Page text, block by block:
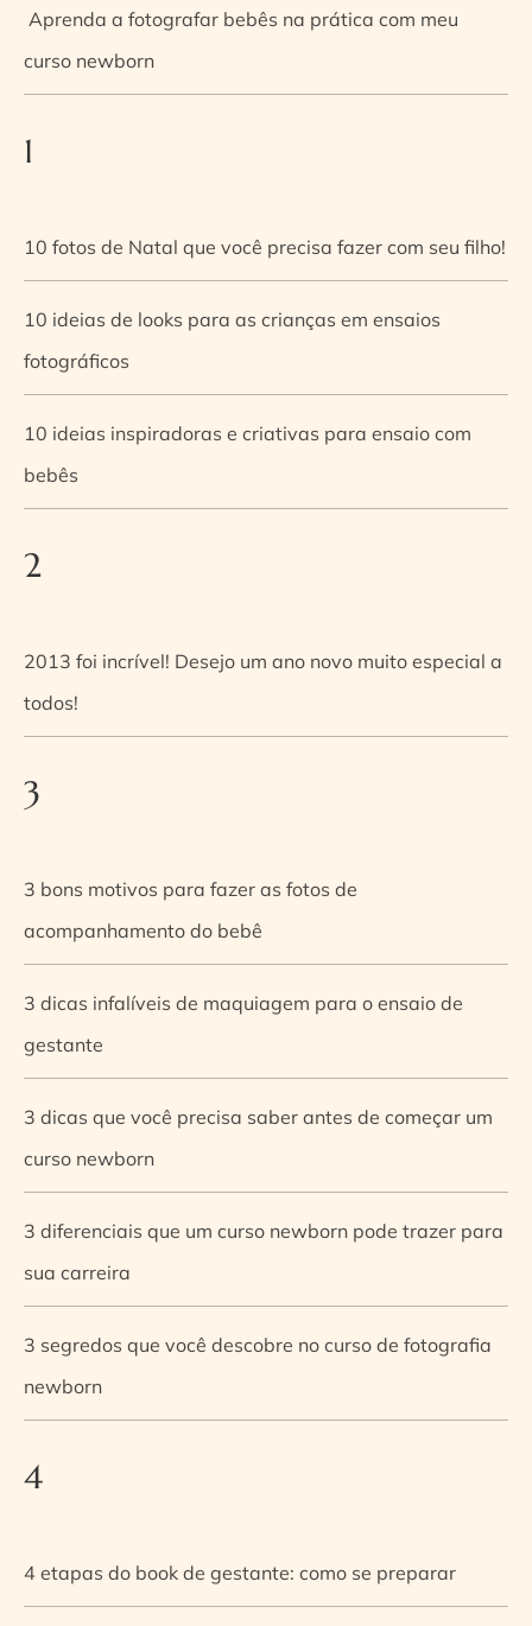
Aprenda a fotografar bebês na prática com meu
curso newborn
1
10 fotos de Natal que você precisa fazer com seu filho!
10 ideias de looks para as crianças em ensaios
fotográficos
10 ideias inspiradoras e criativas para ensaio com
bebês
2
2013 foi incrível! Desejo um ano novo muito especial a
todos!
3
3 bons motivos para fazer as fotos de
acompanhamento do bebê
3 dicas infalíveis de maquiagem para o ensaio de
gestante
3 dicas que você precisa saber antes de começar um
curso newborn
3 diferenciais que um curso newborn pode trazer para
sua carreira
3 segredos que você descobre no curso de fotografia
newborn
4
4 etapas do book de gestante: como se preparar